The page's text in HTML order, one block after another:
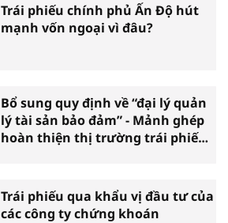
Trái phiếu chính phủ Ấn Độ hút
mạnh vốn ngoại vì đâu?
Bổ sung quy định về “đại lý quản
lý tài sản bảo đảm” - Mảnh ghép
hoàn thiện thị trường trái phiếu
Trái phiếu qua khẩu vị đầu tư của
các công ty chứng khoán